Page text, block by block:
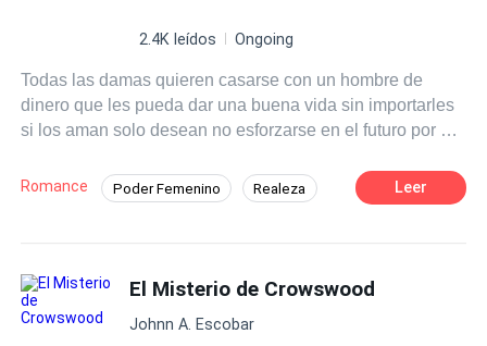
2.4K leídos Ongoing
Todas las damas quieren casarse con un hombre de
dinero que les pueda dar una buena vida sin importarles
si los aman solo desean no esforzarse en el futuro por el
medios aunque en esta sociedad tan machista es muy
difícil ser una mujer independiente.
Romance Poder Femenino Realeza Leer
El Misterio de Crowswood
Johnn A. Escobar